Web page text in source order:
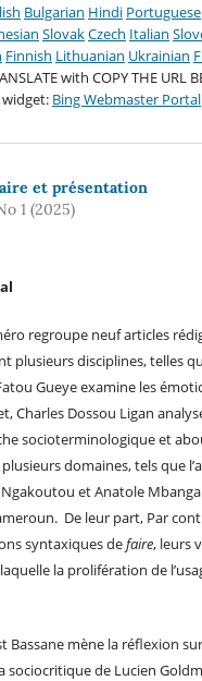
Bulgarian Hindi Portuguese
SlovakCzech Italian
Finnish Lithuanian Ukrainian
with COPY THE URL
Bing Webmaster Portal
et présentation
1 (2025)
regroupe neuf articles
plusieurs disciplines, telles
Gueye examine les
Charles Dossou Ligan
socioterminologique et
domaines, tels que
et Anatole
De leur part, Par
syntaxiques defaire, leurs
la prolifération de
mène la réflexion
sociocritique de Lucien